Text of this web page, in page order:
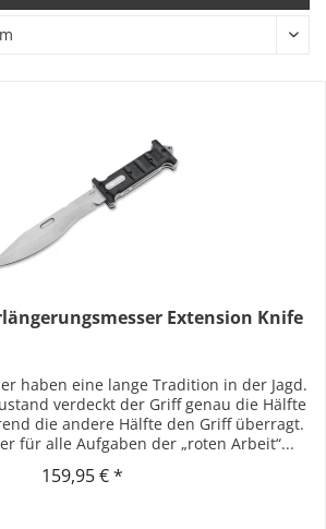
Extension Knife
haben eine lange Tradition in der Jagd.
verdeckt der Griff genau die Hälfte
die andere Hälfte den Griff überragt.
für alle Aufgaben der „roten Arbeit“...
159,95 € *